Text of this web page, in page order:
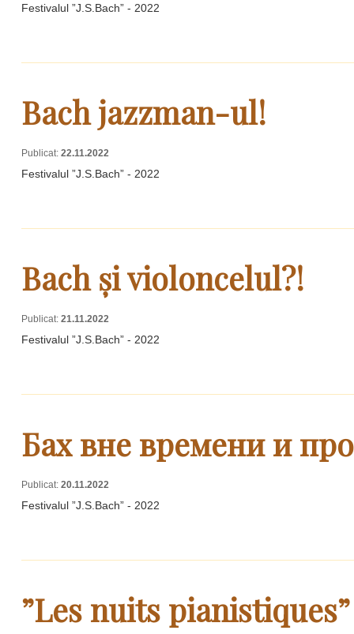
Festivalul ”J.S.Bach” - 2022
Bach jazzman-ul!
Publicat: 22.11.2022
Festivalul ”J.S.Bach” - 2022
Bach și violoncelul?!
Publicat: 21.11.2022
Festivalul ”J.S.Bach” - 2022
Бах вне времени и
Publicat: 20.11.2022
Festivalul ”J.S.Bach” - 2022
”Les nuits